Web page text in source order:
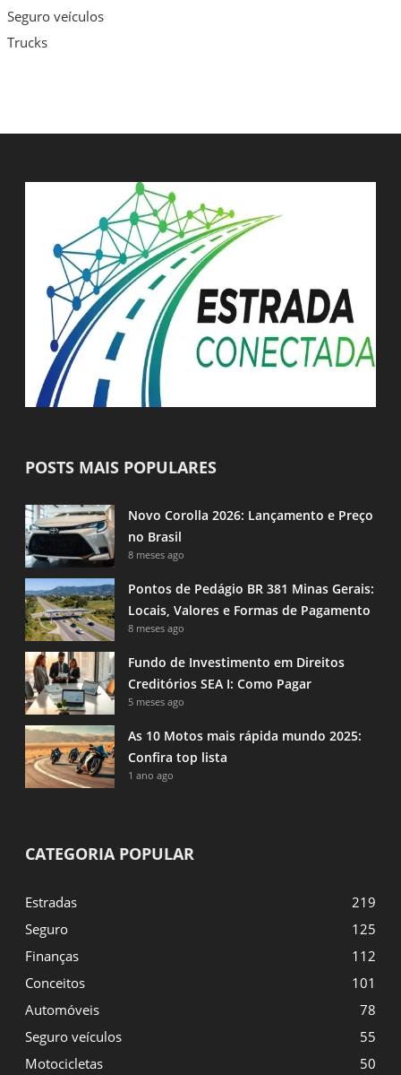
Seguro veículos
Trucks
POSTS MAIS POPULARES
Novo Corolla 2026: Lançamento e Preço
no Brasil
8 meses ago
Pontos de Pedágio BR 381 Minas Gerais:
Locais, Valores e Formas de Pagamento
8 meses ago
Fundo de Investimento em Direitos
Creditórios SEA I: Como Pagar
5 meses ago
As 10 Motos mais rápida mundo 2025:
Confira top lista
1 ano ago
CATEGORIA POPULAR
Estradas
219
Seguro
125
Finanças
112
Conceitos
101
Automóveis
78
Seguro veículos
55
Motocicletas
50